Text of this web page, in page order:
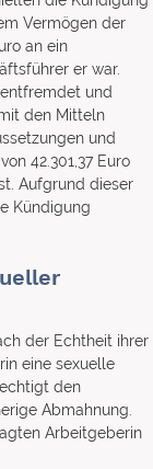
Vermögen der
an ein
er war.
und
den Mitteln
und
42.301,37 Euro
Aufgrund dieser
Kündigung
der Echtheit ihrer
eine sexuelle
den
Abmahnung.
Arbeitgeberin